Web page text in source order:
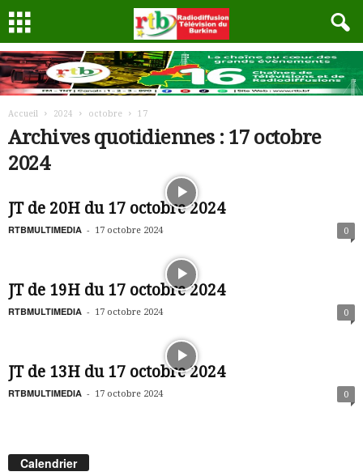
Accueil 2024 octobre 17
Archives quotidiennes : 17 octobre
2024
JT de 20H du 17 octobre 2024
RTBMULTIMEDIA - 17 octobre 2024 0
JT de 19H du 17 octobre 2024
RTBMULTIMEDIA - 17 octobre 2024 0
JT de 13H du 17 octobre 2024
RTBMULTIMEDIA - 17 octobre 2024 0
Calendrier